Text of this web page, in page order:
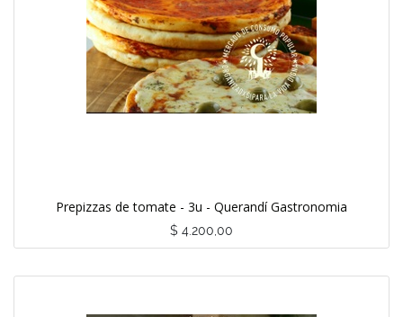
Prepizzas de tomate - 3u - Querandí Gastronomia
$ 4.200,00